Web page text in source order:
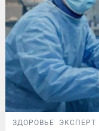
ЗДОРОВЬЕ ЭКСПЕРТ